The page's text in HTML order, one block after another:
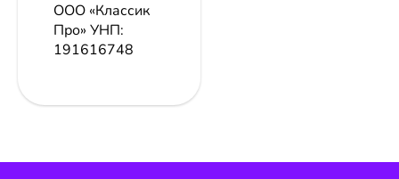
ООО «Классик
Про» УНП:
191616748